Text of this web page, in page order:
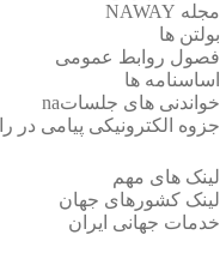
مجله NAWAY
بولتن ها
فصول روابط عمومی
اساسنامه ها
خواندنی های جلساتna
جزوه الکترونیکی پیامی در
لینک های مهم
لینک کشورهای جهان
خدمات جهانی ایران